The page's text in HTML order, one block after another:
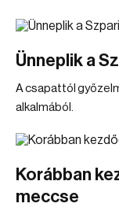
Ünneplik a
A csapattól
alkalmából.
Korábban
meccse